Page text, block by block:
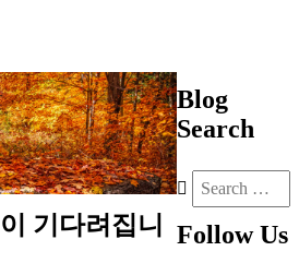
기다려집니
Blog
Search
Follow Us